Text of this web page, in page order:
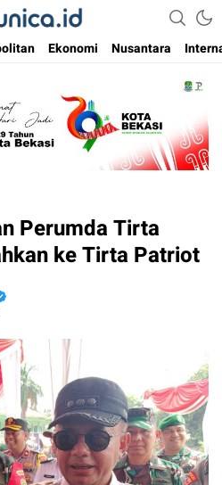
Masa Kini
Ekonomi Nusantara
Perumda Tirta
ke Tirta Patriot